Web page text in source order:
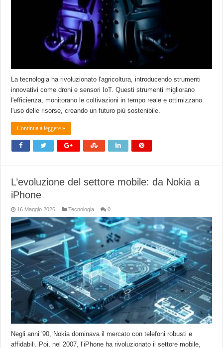
La tecnologia ha rivoluzionato l'agricoltura, introducendo strumenti
innovativi come droni e sensori IoT. Questi strumenti migliorano
l'efficienza, monitorano le coltivazioni in tempo reale e ottimizzano
l'uso delle risorse, creando un futuro più sostenibile.
Continua a leggere »
L’evoluzione del settore mobile: da Nokia a
iPhone
16 Maggio 2026 Tecnologia 0
Negli anni '90, Nokia dominava il mercato con telefoni robusti e
affidabili. Poi, nel 2007, l’iPhone ha rivoluzionato il settore mobile,